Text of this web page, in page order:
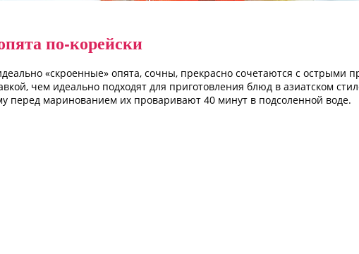
по-корейски
«скроенные» опята, сочны, прекрасно сочетаются с острыми
чем идеально подходят для приготовления блюд в азиатском
перед маринованием их проваривают 40 минут в подсоленной воде.